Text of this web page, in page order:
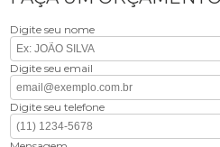
Digite seu nome
Digite seu email
Digite seu telefone